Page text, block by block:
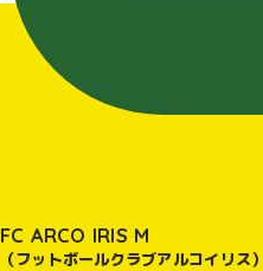
FC ARCO IRIS M
（フットボールクラブアルコイリス）